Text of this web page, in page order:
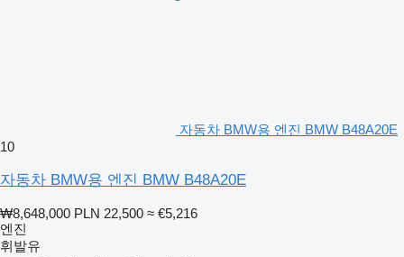
자동차 BMW용 엔진 BMW B48A20E
10
자동차 BMW용 엔진 BMW B48A20E
₩8,648,000 PLN 22,500 ≈ €5,216
엔진
휘발유